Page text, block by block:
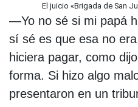
El juicio «Brigada de San
—Yo no sé si mi papá
sí sé es que esa no
hiciera pagar, como
forma. Si hizo algo
presentaron en un